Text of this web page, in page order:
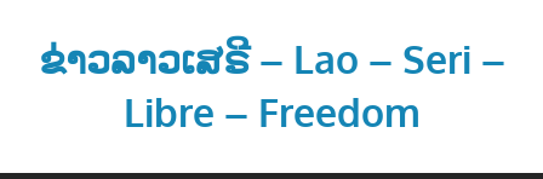
contentຂ່າວລາວເສຣີ – Lao – Seri –
Libre – Freedom